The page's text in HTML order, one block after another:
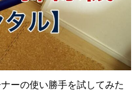
ーの使い勝手を試してみた